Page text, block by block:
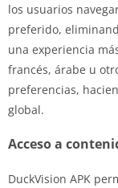
los usuarios
preferido,
una experiencia
francés, árabe u
preferencias,
global.
Acceso a
DuckVision APK